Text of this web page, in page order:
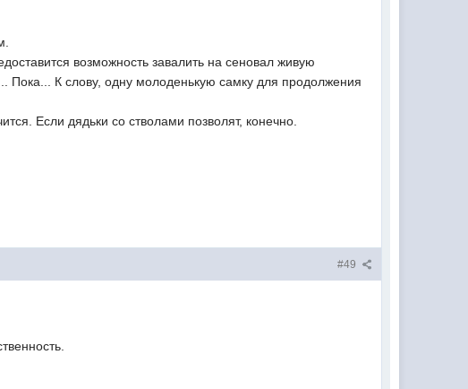
возможность завалить на сеновал живую
К слову, одну молоденькую самку для продолжения
Если дядьки со стволами позволят, конечно.
#49